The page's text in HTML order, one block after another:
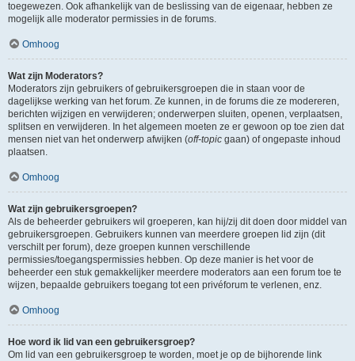
toegewezen. Ook afhankelijk van de beslissing van de eigenaar, hebben ze
mogelijk alle moderator permissies in de forums.
Omhoog
Wat zijn Moderators?
Moderators zijn gebruikers of gebruikersgroepen die in staan voor de
dagelijkse werking van het forum. Ze kunnen, in de forums die ze modereren,
berichten wijzigen en verwijderen; onderwerpen sluiten, openen, verplaatsen,
splitsen en verwijderen. In het algemeen moeten ze er gewoon op toe zien dat
mensen niet van het onderwerp afwijken (off-topic gaan) of ongepaste inhoud
plaatsen.
Omhoog
Wat zijn gebruikersgroepen?
Als de beheerder gebruikers wil groeperen, kan hij/zij dit doen door middel van
gebruikersgroepen. Gebruikers kunnen van meerdere groepen lid zijn (dit
verschilt per forum), deze groepen kunnen verschillende
permissies/toegangspermissies hebben. Op deze manier is het voor de
beheerder een stuk gemakkelijker meerdere moderators aan een forum toe te
wijzen, bepaalde gebruikers toegang tot een privéforum te verlenen, enz.
Omhoog
Hoe word ik lid van een gebruikersgroep?
Om lid van een gebruikersgroep te worden, moet je op de bijhorende link